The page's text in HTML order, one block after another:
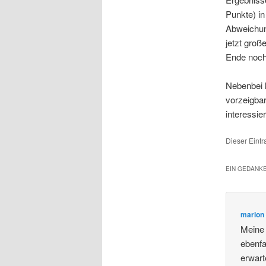
Punkte)
jetzt
Ende
Dieser
EIN
marion